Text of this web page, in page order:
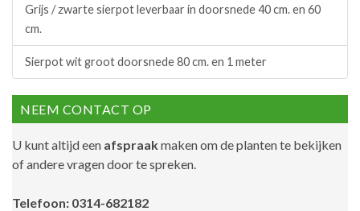
Grijs / zwarte sierpot leverbaar in doorsnede 40 cm. en 60
cm.
Sierpot wit groot doorsnede 80 cm. en 1 meter
NEEM CONTACT OP
U kunt altijd een afspraakmaken om de planten te bekijken
of andere vragen door te spreken.
Telefoon: 0314-682182